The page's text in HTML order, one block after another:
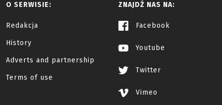
O SERWISIE:
Redakcja
History
Adverts and partnership
Terms of use
ZNAJDŹ NAS NA:
Facebook
Youtube
Twitter
Vimeo